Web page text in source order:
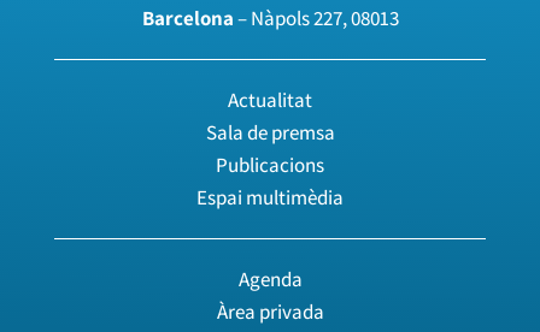
Barcelona– Nàpols 227, 08013
Actualitat
Sala de premsa
Publicacions
Espai multimèdia
Agenda
Àrea privada